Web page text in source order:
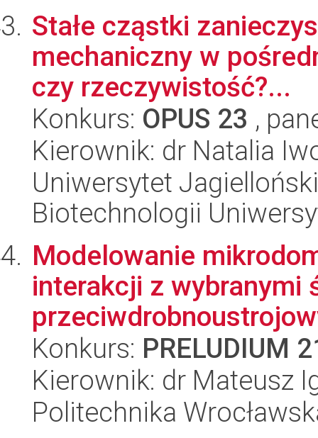
Stałe cząstki
mechaniczny w
czy rzeczywistość?...
Konkurs: OPUS 23 ,
Kierownik: dr Natalia
Uniwersytet
Biotechnologii
Modelowanie
interakcji z wybranymi
Konkurs: PRELUDIUM
Kierownik: dr Mateusz
Politechnika